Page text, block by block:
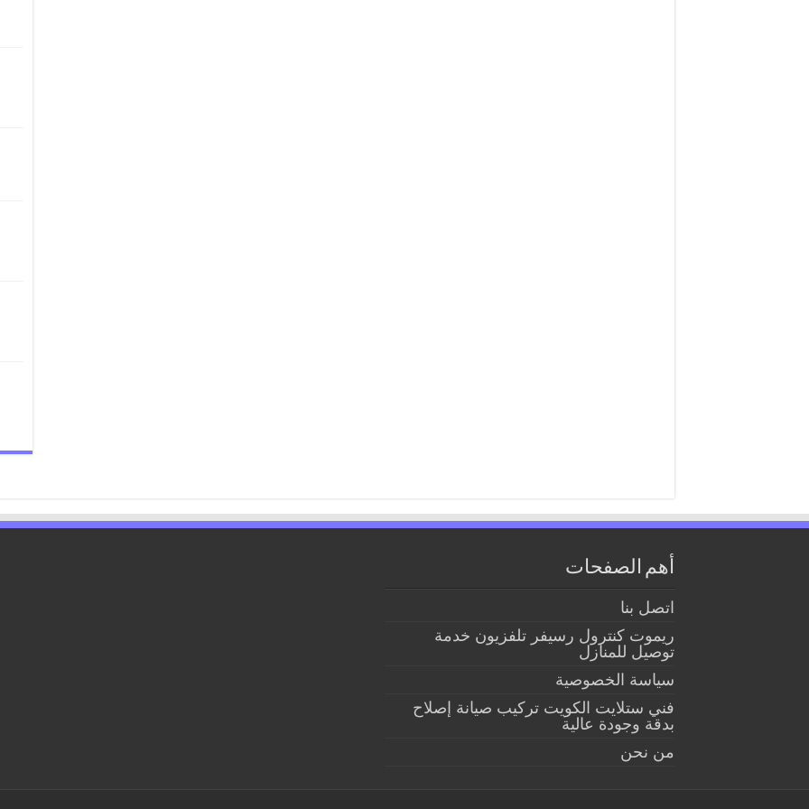
أهم الصفحات
اتصل بنا
ريموت كنترول رسيفر تلفزيون خدمة
توصيل للمنازل
سياسة الخصوصية
فني ستلايت الكويت تركيب صيانة إصلاح
بدقة وجودة عالية
من نحن